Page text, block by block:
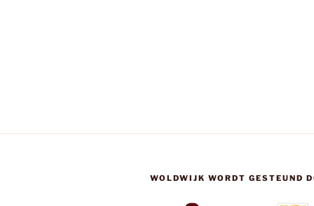
WOLDWIJK WORDT GESTEUND